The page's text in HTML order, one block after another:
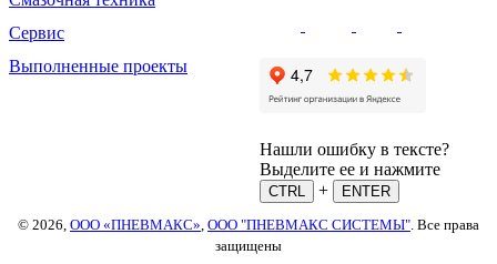
Сервис
Выполненные проекты
Нашли ошибку в тексте?
Выделите ее и нажмите
CTRL +
ENTER
© 2026, ООО «ПНЕВМАКС», ООО "ПНЕВМАКС СИСТЕМЫ". Все права
защищены